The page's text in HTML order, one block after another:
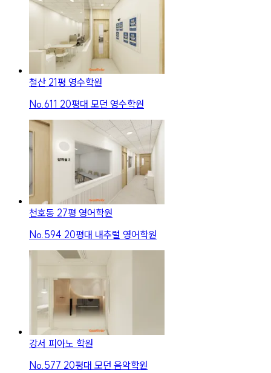
철산 21평 영수학원
No. 611 20평대 모던 영수학원
천호동 27평 영어학원
No. 594 20평대 내추럴 영어학원
강서 피아노 학원
No. 577 20평대 모던 음악학원